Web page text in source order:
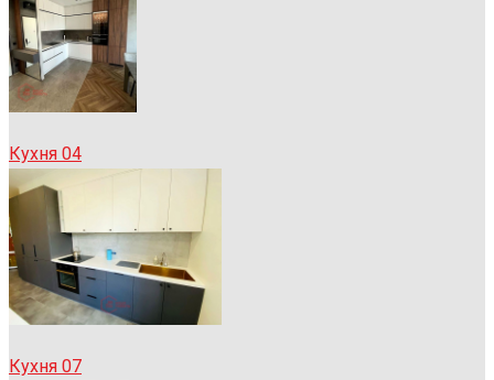
Кухня 04
Кухня 07